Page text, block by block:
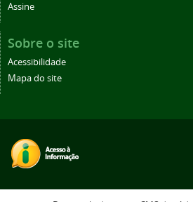
Assine
Sobre o site
Acessibilidade
Mapa do site